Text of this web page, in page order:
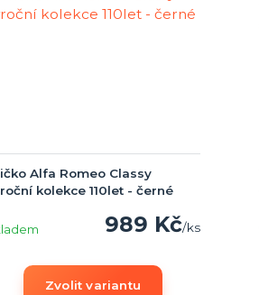
Alfa Romeo Classy
kolekce 110let - černé
989 Kč/ks
Zvolit variantu